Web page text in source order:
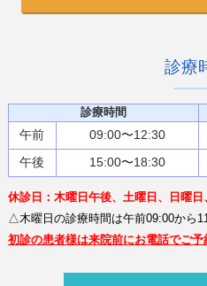
診療
診療時間
午前 09:00〜12:30
午後
15:00〜18:30
休診日：木曜日午後、土曜日、日曜日
△木曜日の診療時間は午前09:00から
初診の患者様は来院前にお電話でご予